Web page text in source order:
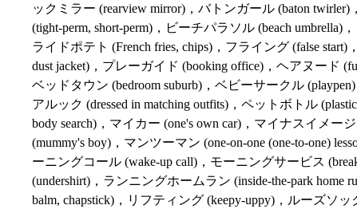
ックミラー (rearview mirror)，バトンガール (baton
(tight-perm, short-perm)，ビーチパラソル (beach umbrella)
ライドポテト (French fries, chips)，フライング (false
dust jacket)，プレーガイド (booking office)，ヘアヌード
ベッドタウン (bedroom suburb)，ベビーサークル
アルック (dressed in matching outfits)，ペットボトル
body search)，マイカー (one's own car)，マイナスイメー
(mummy's boy)，マンツーマン (one-on-one (one-to-one)
ーニングコール (wake-up call)，モーニングサービス
(undershirt)，ランニングホームラン (inside-the-park home
balm, chapstick)，リフティング (keepy-uppy)，ルーズソッ